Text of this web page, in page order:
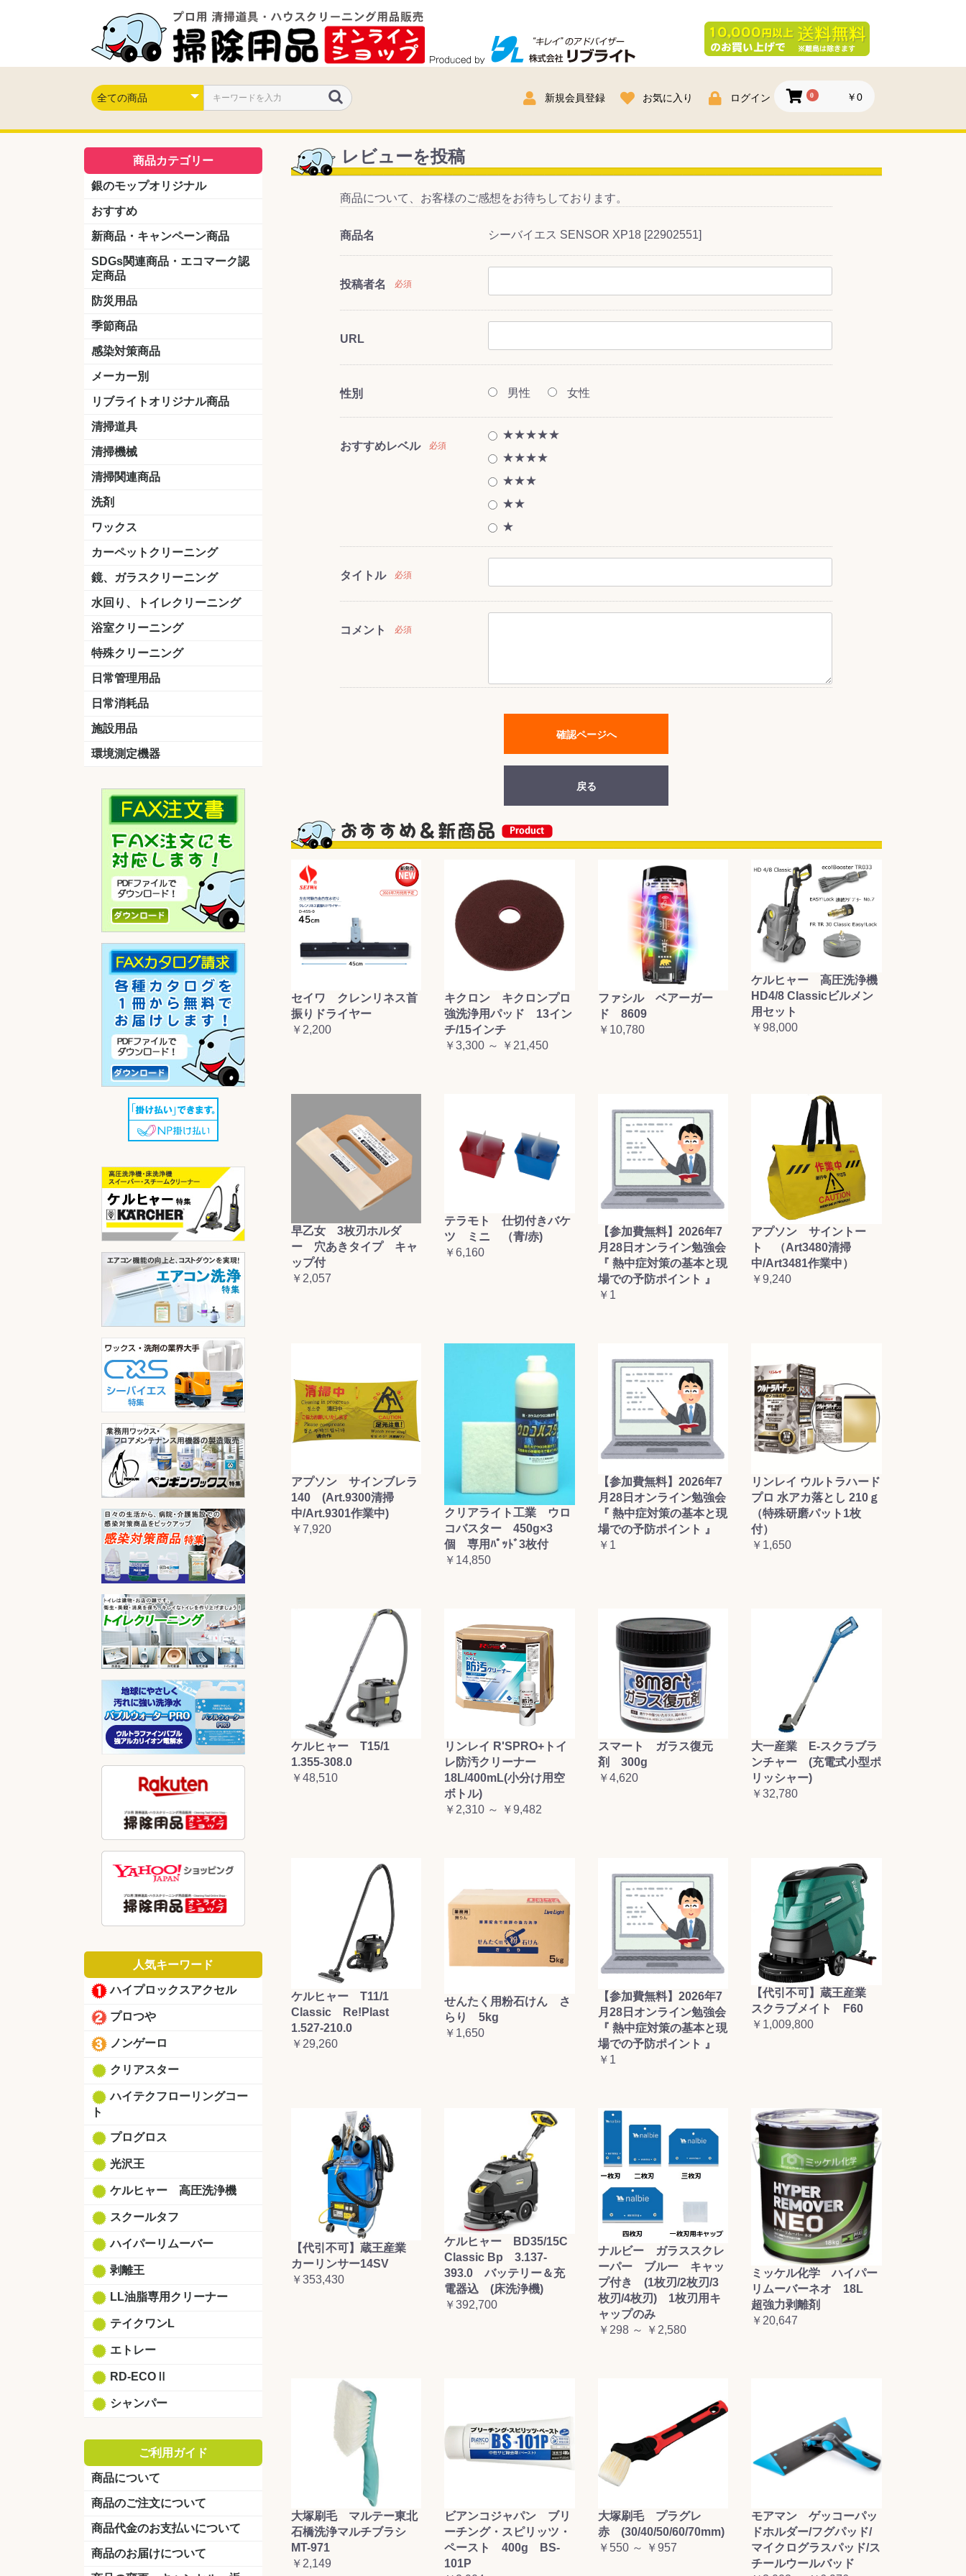
新規会員登録 お気に入り ログイン 0 ￥0
商品カテゴリー
銀のモップオリジナル
おすすめ
新商品・キャンペーン商品
キャンペーン商品
新製品
SDGs関連商品・エコマーク認
定商品
防災用品
季節商品
感染対策商品
おう吐物
除菌洗剤
うがい薬
マスク
手洗い石鹸
手指消毒
手袋
メーカー別
クオリティ
ニイタカ
シーバイエス 樹脂ワックス(一般製品)
ドライメンテナンス用樹
水性・半樹脂製品
ニュートラ フロアケアシ
天然石材用・テラゾー・
コンクリート用
木床用ワックス
床用クリーナー
植物油用クリーナー
鉱物油用クリーナー
リンレイ
ペンギンワックス 水性・半樹脂製品
ドライメンテナンス用樹
クリーナー製品
横浜油脂工業
ミッケル化学（旧：スイショウ
ユシロ化学
コニシ
つやげん
ダイカ商事
スリーエムジャパン
山崎産業
テラモト
セイワ
エトレー
ラバーメイド
ジャパックス
日本サニパック
ケルヒャー
マキタ
ショーワグローブ
花王
サラヤ
アルボース
コスケム
ミヤキ
紺商
信徳ポミー
リブライトオリジナル商品
LLオレンジクリーナー
LL油脂専用クリーナー
LLワックスモップ
LL-21
マーベラスiL
清掃道具
ほうき
ちりとり
モップ及び関連品 ワンタッチ式モップ
水切りドライヤー
その他アタッチメント
モップ
ハードフロア用ダストモップ
テラモト
その他
清掃機械
掃除機
高圧洗浄機
吸水機
カーペット用マシン
送風機
ポリッシャー
ポリッシャー・自動床洗浄機用
掃除機用紙パック
その他
清掃関連商品
ダストカート
台車
移動式バレット
脚立
モップハンガー
サインボード
光沢計
カーペット汚染度計
洗剤
床用表面洗浄剤
ハクリ剤
厨房用
工場用
石材用
サビ用
木材用
タイル用
外壁用
壁面用
手あか用
病院用
除菌用
ワックス
樹脂ワックス
半樹脂ワックス
フローリング用
病院用ワックス
中性ワックス
石材用
木床用
その他
カーペットクリーニング
洗剤
ブラシ
パット
その他
鏡、ガラスクリーニング
ガラスワイパー
シャンパー(ウオッシャー)
ガラススクイジー
ケレン
ツールホルダー
洗剤 うろこ取り
天井・高所作業
水回り、トイレクリーニング
洗剤
尿石除去剤
水アカ除去剤
排水管つまり除去剤
消臭・防臭剤
道具
浴室クリーニング
洗剤
道具
特殊クリーニング
石材
エアコン
外壁
その他
日常管理用品
クリーナー
洗濯用洗剤
油汚れ落とし
サビ取り剤
タバコ専用消臭
日常消耗品
トイレットペーパー
ペーパータオル
便座除菌クリーナー
ポリ袋
施設用品
マット・他
ベンチ
灰皿
傘立
くず入れ
環境測定機器
人気キーワード
ハイプロックスアクセル
プロつや
ノンゲーロ
クリアスター
ハイテクフローリングコー
ト
プログロス
光沢王
ケルヒャー 高圧洗浄機
スクールタフ
ハイパーリムーバー
剥離王
LL油脂専用クリーナー
テイクワンL
エトレー
RD-ECOⅡ
シャンパー
ご利用ガイド
商品について
商品のご注文について
商品代金のお支払いについて
商品のお届けについて
レビューを投稿
商品について、お客様のご感想をお待ちしております。
商品名 シーバイエス SENSOR XP18 [22902551]
投稿者名 必須
URL
性別 男性 女性
おすすめレベル 必須
★★★★★
★★★★
★★★
★★
★
タイトル 必須
コメント 必須
確認ページへ
戻る
セイワ クレンリネス首
振りドライヤー
￥2,200
キクロン キクロンプロ
強洗浄用パッド 13イン
チ/15インチ
￥3,300 ～ ￥21,450
ファシル ベアーガー
ド 8609
￥10,780
ケルヒャー 高圧洗浄機
HD4/8 Classicビルメン
用セット
￥98,000
早乙女 3枚刃ホルダ
ー 穴あきタイプ キャ
ップ付
￥2,057
テラモト 仕切付きバケ
ツ ミニ （青/赤)
￥6,160
【参加費無料】2026年7
月28日オンライン勉強会
『 熱中症対策の基本と現
場での予防ポイント 』
￥1
アプソン サイントー
ト （Art3480清掃
中/Art3481作業中）
￥9,240
アプソン サインブレラ
140 (Art.9300清掃
中/Art.9301作業中)
￥7,920
クリアライト工業 ウロ
コバスター 450g×3
個 専用ﾊﾟｯﾄﾞ3枚付
￥14,850
【参加費無料】2026年7
月28日オンライン勉強会
『 熱中症対策の基本と現
場での予防ポイント 』
￥1
リンレイ ウルトラハード
プロ 水アカ落とし 210ｇ
（特殊研磨パット1枚
付）
￥1,650
ケルヒャー T15/1
1.355-308.0
￥48,510
リンレイ R'SPRO+トイ
レ防汚クリーナー
18L/400mL(小分け用空
ボトル)
￥2,310 ～ ￥9,482
スマート ガラス復元
剤 300g
￥4,620
大一産業 E-スクラブラ
ンチャー (充電式小型ポ
リッシャー)
￥32,780
ケルヒャー T11/1
Classic Re!Plast
1.527-210.0
￥29,260
せんたく用粉石けん さ
らり 5kg
￥1,650
【参加費無料】2026年7
月28日オンライン勉強会
『 熱中症対策の基本と現
場での予防ポイント 』
￥1
【代引不可】蔵王産業
スクラブメイト F60
￥1,009,800
【代引不可】蔵王産業
カーリンサー14SV
￥353,430
ケルヒャー BD35/15C
Classic Bp 3.137-
393.0 バッテリー＆充
電器込 (床洗浄機)
￥392,700
ナルビー ガラススクレ
ーパー ブルー キャッ
プ付き (1枚刃/2枚刃/3
枚刃/4枚刃) 1枚刃用キ
ャップのみ
￥298 ～ ￥2,580
ミッケル化学 ハイパー
リムーバーネオ 18L
超強力剥離剤
￥20,647
大塚刷毛 マルテー東北
石橋洗浄マルチブラシ
MT-971
￥2,149
ビアンコジャパン ブリ
ーチング・スピリッツ・
ペースト 400g BS-
101P
大塚刷毛 プラグレ
赤 (30/40/50/60/70mm)
￥550 ～ ￥957
モアマン ゲッコーパッ
ドホルダー/フグパッド/
マイクログラスパッド/ス
チールウールバッド